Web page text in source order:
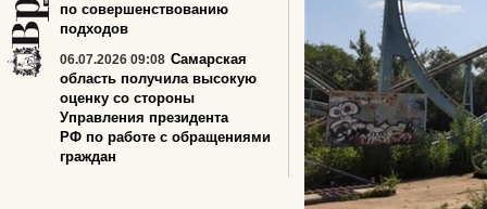
по совершенствованию
подходов
06.07.2026 09:08 Самарская
область получила высокую
оценку со стороны
Управления президента
РФ по работе с обращениями
граждан